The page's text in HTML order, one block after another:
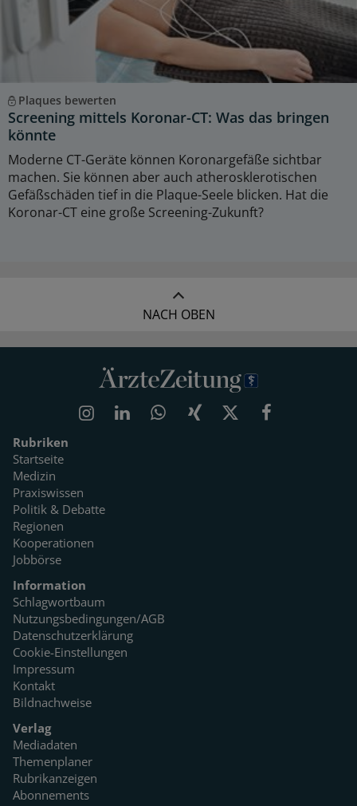
Plaques bewerten
Screening mittels Koronar-CT: Was das bringen
könnte
Moderne CT-Geräte können Koronargefäße sichtbar
machen. Sie können aber auch atherosklerotischen
Gefäßschäden tief in die Plaque-Seele blicken. Hat die
Koronar-CT eine große Screening-Zukunft?
NACH OBEN
Rubriken
Startseite
Medizin
Praxiswissen
Politik & Debatte
Regionen
Kooperationen
Jobbörse
Information
Schlagwortbaum
Nutzungsbedingungen/AGB
Datenschutzerklärung
Cookie-Einstellungen
Impressum
Kontakt
Bildnachweise
Verlag
Mediadaten
Themenplaner
Rubrikanzeigen
Abonnements